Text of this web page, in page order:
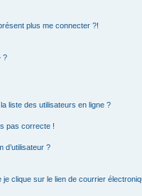
plus me connecter ?!
?
liste des utilisateurs en ligne ?
pas correcte !
d’utilisateur ?
clique sur le lien de courrier